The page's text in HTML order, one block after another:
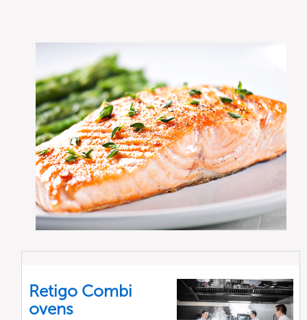
Retigo Combi
ovens